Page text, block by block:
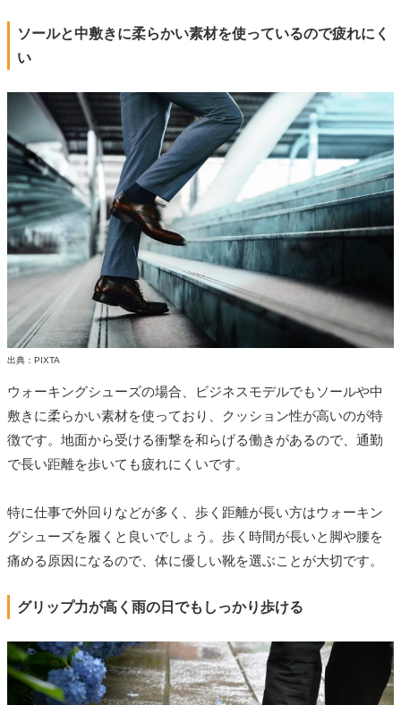
ソールと中敷きに柔らかい素材を使っているので疲れにく
い
出典：PIXTA
ウォーキングシューズの場合、ビジネスモデルでもソールや中
敷きに柔らかい素材を使っており、クッション性が高いのが特
徴です。地面から受ける衝撃を和らげる働きがあるので、通勤
で長い距離を歩いても疲れにくいです。
特に仕事で外回りなどが多く、歩く距離が長い方はウォーキン
グシューズを履くと良いでしょう。歩く時間が長いと脚や腰を
痛める原因になるので、体に優しい靴を選ぶことが大切です。
グリップ力が高く雨の日でもしっかり歩ける